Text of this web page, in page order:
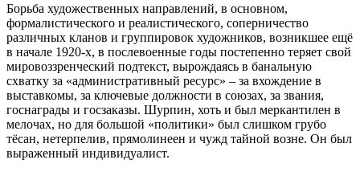
Борьба художественных направлений, в основном,
формалистического и реалистического, соперничество
различных кланов и группировок художников, возникшее ещё
в начале 1920-х, в послевоенные годы постепенно теряет свой
мировоззренческий подтекст, вырождаясь в банальную
схватку за «административный ресурс» – за вхождение в
выставкомы, за ключевые должности в союзах, за звания,
госнаграды и госзаказы. Шурпин, хоть и был меркантилен в
мелочах, но для большой «политики» был слишком грубо
тёсан, нетерпелив, прямолинеен и чужд тайной возне. Он был
выраженный индивидуалист.